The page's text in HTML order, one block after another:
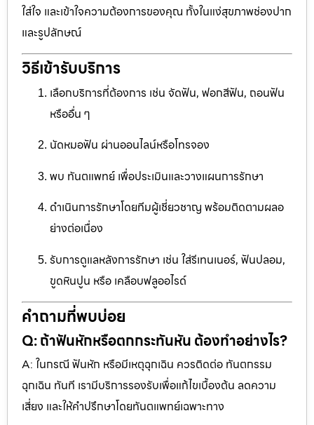
ใส่ใจ และเข้าใจความต้องการของคุณ ทั้งในแง่สุขภาพช่องปาก
และรูปลักษณ์
วิธีเข้ารับบริการ
เลือกบริการที่ต้องการ เช่น จัดฟัน, ฟอกสีฟัน, ถอนฟัน
หรืออื่น ๆ
นัดหมอฟัน ผ่านออนไลน์หรือโทรจอง
พบ ทันตแพทย์ เพื่อประเมินและวางแผนการรักษา
ดำเนินการรักษาโดยทีมผู้เชี่ยวชาญ พร้อมติดตามผลอ
ย่างต่อเนื่อง
รับการดูแลหลังการรักษา เช่น ใส่รีเทนเนอร์, ฟันปลอม,
ขูดหินปูน หรือ เคลือบฟลูออไรด์
คำถามที่พบบ่อย
Q: ถ้าฟันหักหรือตกกระทันหัน ต้องทำอย่างไร?
A: ในกรณี ฟันหัก หรือมีเหตุฉุกเฉิน ควรติดต่อ ทันตกรรม
ฉุกเฉิน ทันที เรามีบริการรองรับเพื่อแก้ไขเบื้องต้น ลดความ
เสี่ยง และให้คำปรึกษาโดยทันตแพทย์เฉพาะทาง